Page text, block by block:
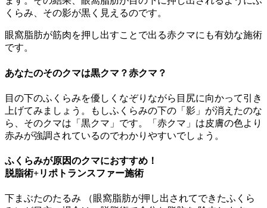
くらみ、その影が黒く見えるのです。
眼窩脂肪が筋肉を押し出すことで出る赤クマにも有効な施術
です。
あなたのそのクマは黒クマ？赤クマ？
目の下のふくらみを優しくなぞりながら目尻に向かって引き
上げてみましょう。もしふくらみの下の「影」が消えたのな
ら、そのクマは「黒クマ」です。「赤クマ」は皮膚の色より
赤みが強調されているのでわかりやすいでしょう。
ふくらみが原因のクマにおすすめ！
脱脂術+リポトランスファー施術
下まぶたのたるみ （眼窩脂肪が押し出されてできたふくら